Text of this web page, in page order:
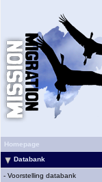
Homepage
Databank
- Voorstelling databank